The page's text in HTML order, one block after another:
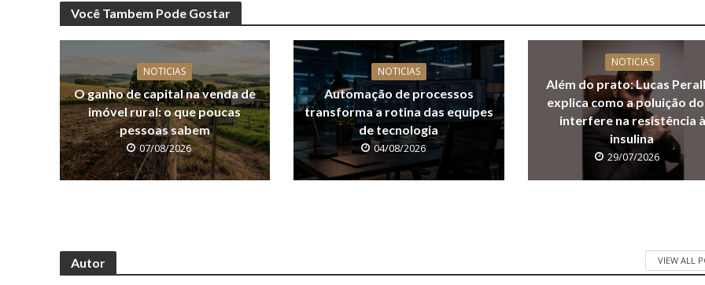
Você Tambem Pode Gostar
NOTICIAS
O ganho de capital na venda de
imóvel rural: o que poucas
pessoas sabem
07/08/2026
NOTICIAS
Automação de processos
transforma a rotina das equipes
de tecnologia
04/08/2026
NOTICIAS
Além do prato: Lucas
explica como a poluição
interfere na resistência à
insulina
29/07/2026
Autor VIEW ALL